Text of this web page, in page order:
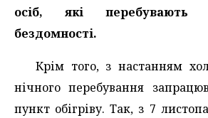
осіб, які перебувають
бездомності.
Крім того, з настанням
нічного перебування
пункт обігріву. Так, з 7